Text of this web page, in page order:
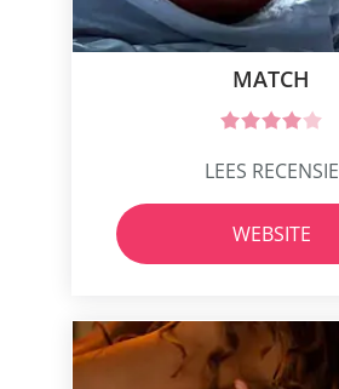
MATCH
LEES RECENSIE
WEBSITE